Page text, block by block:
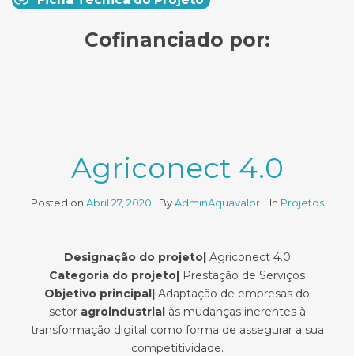
Cofinanciado por:
Agriconect 4.0
Posted on Abril 27, 2020 ByAdminAquavalor In Projetos
Designação do projeto|Agriconect 4.0
Categoria do projeto| Prestação de Serviços
Objetivo principal| Adaptação de empresas do
setor agroindustrialàs mudanças inerentes à
transformação digital como forma de assegurar a sua
competitividade.